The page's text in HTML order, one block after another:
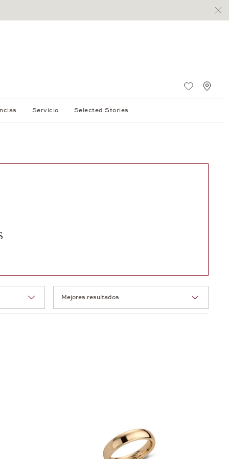
Lista de
Servicio Selected Stories